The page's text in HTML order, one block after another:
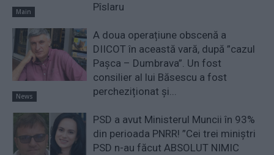
Main
Pîslaru
News
A doua operațiune obscenă a
DIICOT în această vară, după ”cazul
Pașca – Dumbrava”. Un fost
consilier al lui Băsescu a fost
percheziționat și...
PSD a avut Ministerul Muncii în 93%
din perioada PNRR! ”Cei trei miniştri
PSD n-au făcut ABSOLUT NIMIC